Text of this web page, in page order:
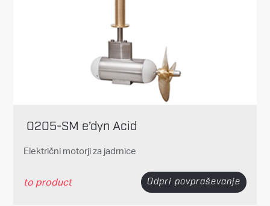
0205-SM e’dyn Acid
Električni motorji za jadrnice
to product Odpri povpraševanje